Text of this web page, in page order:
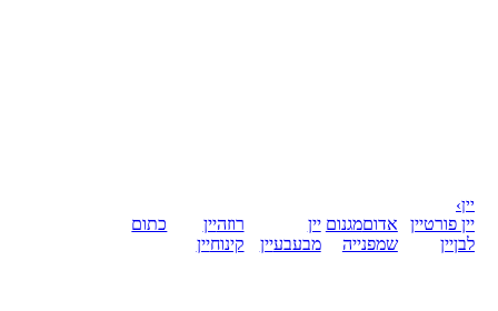
יין›
יין פורטיין
לבןיין
אדוםמגנום
שמפנייה
יין
מבעבעיין
רוזהיין
קינוחיין
כתום